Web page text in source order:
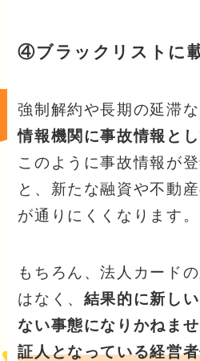
④ブラックリストに
強制解約や長期の延滞な
情報機関に事故情報と
このように事故情報が
と、新たな融資や不動
が通りにくくなります。
もちろん、法人カード
はなく、 結果的に新し
ない事態になりかねませ
証人となっている経営